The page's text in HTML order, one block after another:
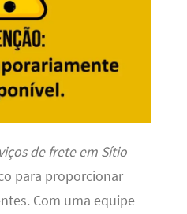
de frete em Sítio
para proporcionar
Com uma equipe